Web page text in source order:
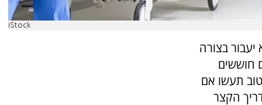
iStock
בצורה
חוששים
תעשו אם
הקצר